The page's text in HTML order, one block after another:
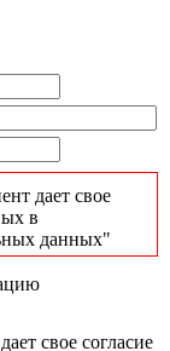
дает свое
в
данных"
свое согласие